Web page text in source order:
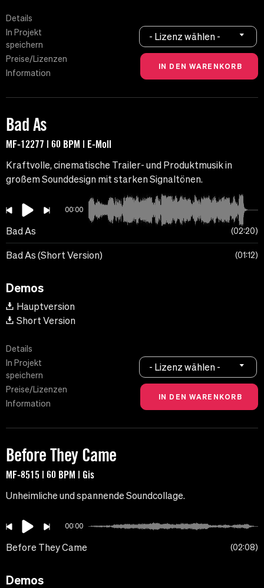
Details
In Projekt
speichern
Preise/Lizenzen
Information
- Lizenz wählen -
Bad As
MF-12277 | 60 BPM | E-Moll
Kraftvolle, cinematische Trailer- und Produktmusik in
großem Sounddesign mit starken Signaltönen.
00:00
Bad As 02:20
Bad As (Short Version) 01:12
Demos
Hauptversion
Short Version
Details
In Projekt
speichern
Preise/Lizenzen
Information
- Lizenz wählen -
Before They Came
MF-8515 | 60 BPM | Gis
Unheimliche und spannende Soundcollage.
00:00
Before They Came 02:08
Demos